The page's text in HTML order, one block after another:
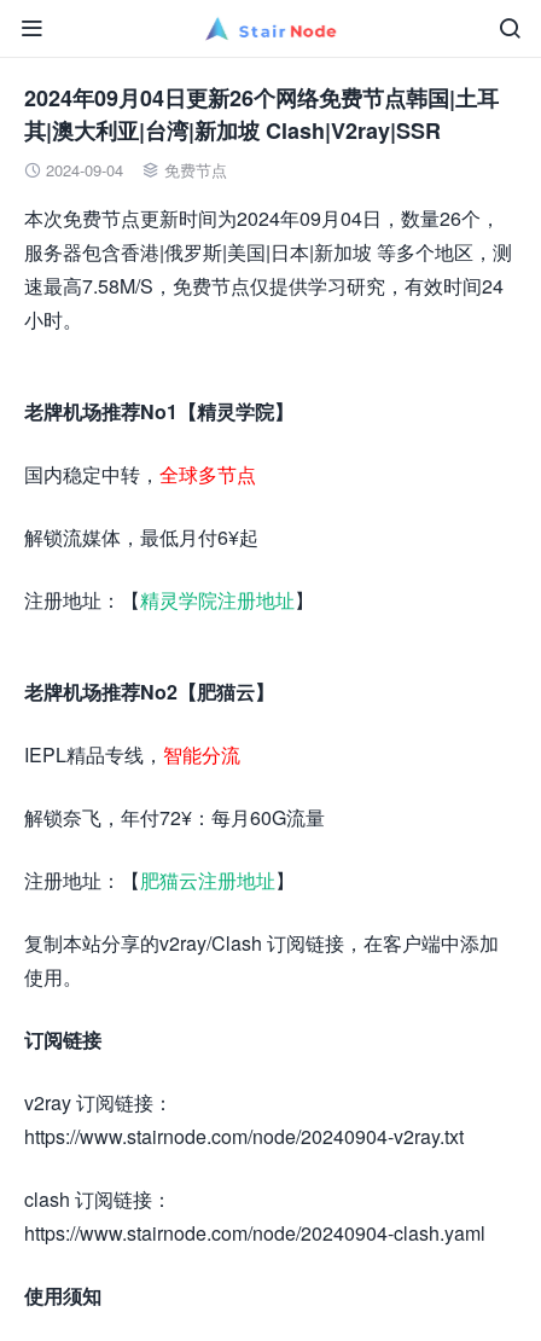


2024年09月04日更新26个网络免费节点韩国|土耳
其|澳大利亚|台湾|新加坡 Clash|V2ray|SSR
 2024-09-04  免费节点
本次免费节点更新时间为2024年09月04日，数量26个，
服务器包含香港|俄罗斯|美国|日本|新加坡 等多个地区，测
速最高7.58M/S，免费节点仅提供学习研究，有效时间24
小时。
老牌机场推荐No1【精灵学院】
国内稳定中转， 全球多节点
解锁流媒体，最低月付6¥起
注册地址：【精灵学院注册地址】
老牌机场推荐No2【肥猫云】
IEPL精品专线， 智能分流
解锁奈飞，年付72¥：每月60G流量
注册地址：【肥猫云注册地址】
复制本站分享的v2ray/Clash 订阅链接，在客户端中添加
使用。
订阅链接
v2ray 订阅链接：
https://www.stairnode.com/node/20240904-v2ray.txt
clash 订阅链接：
https://www.stairnode.com/node/20240904-clash.yaml
使用须知